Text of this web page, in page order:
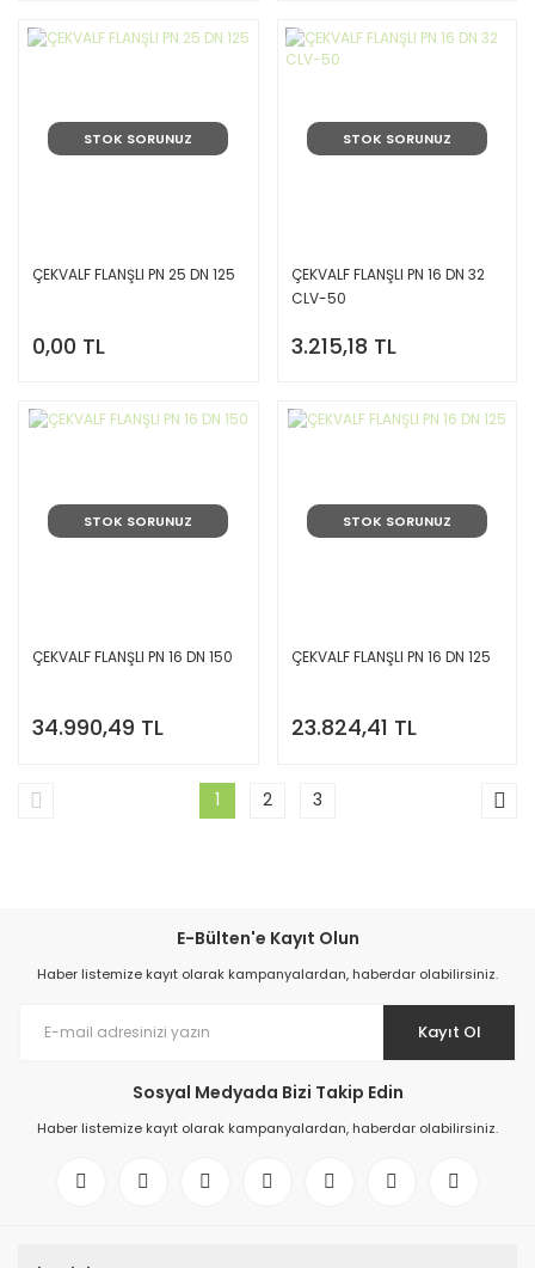
STOK SORUNUZ
ÇEKVALF FLANŞLI PN 25 DN 125
0,00 TL
STOK SORUNUZ
ÇEKVALF FLANŞLI PN 16 DN 32
CLV-50
3.215,18 TL
STOK SORUNUZ
ÇEKVALF FLANŞLI PN 16 DN 150
34.990,49 TL
STOK SORUNUZ
ÇEKVALF FLANŞLI PN 16 DN 125
23.824,41 TL
1 2 3
E-Bülten'e Kayıt Olun
Haber listemize kayıt olarak kampanyalardan, haberdar olabilirsiniz.
Kayıt Ol
Sosyal Medyada Bizi Takip Edin
Haber listemize kayıt olarak kampanyalardan, haberdar olabilirsiniz.